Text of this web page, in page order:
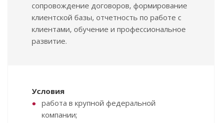
сопровождение договоров, формирование
клиентской базы, отчетность по работе с
клиентами, обучение и профессиональное
развитие.
Условия
работа в крупной федеральной
компании;